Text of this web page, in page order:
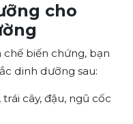
cho
biến chứng, bạn
dinh dưỡng sau:
cây, đậu, ngũ cốc